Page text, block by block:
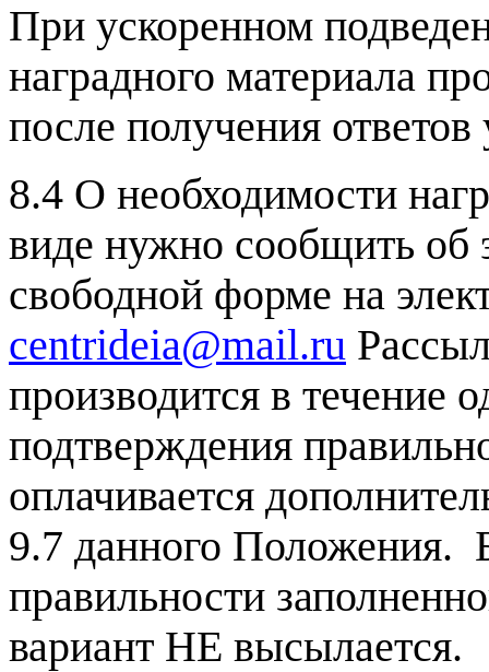
При ускоренном
наградного материала
после получения
8.4 О необходимости
виде нужно сообщить об
свободной форме на
centrideia@mail.ru
производится в течение
подтверждения
оплачивается
9.7 данного Положения.
правильности
вариант НЕ высылается.